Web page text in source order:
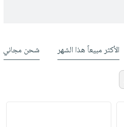
الأكثر مبيعاً هذا الشهر شحن مجاني